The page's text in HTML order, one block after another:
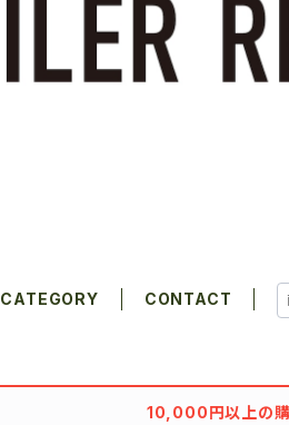
CATEGORY CONTACT
10,000円以上の